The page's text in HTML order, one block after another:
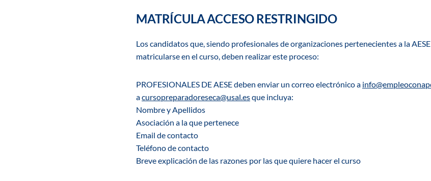
MATRÍCULA ACCESO RESTRINGIDO
Los candidatos que, siendo profesionales de organizaciones pertenecientes a la
matricularse en el curso, deben realizar este proceso:
PROFESIONALES DE AESEdeben enviar un correo electrónico a
acursopreparadoreseca@usal.esque incluya:
Nombre y Apellidos
Asociación a la que pertenece
Email de contacto
Teléfono de contacto
Breve explicación de las razones por las que quiere hacer el curso